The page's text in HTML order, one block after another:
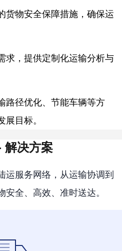
货物安全保障措施，确保运
求，提供定制化运输分析与
路径优化、节能车辆等方
目标。
解决方案
运服务网络，从运输协调到
全、高效、准时送达。